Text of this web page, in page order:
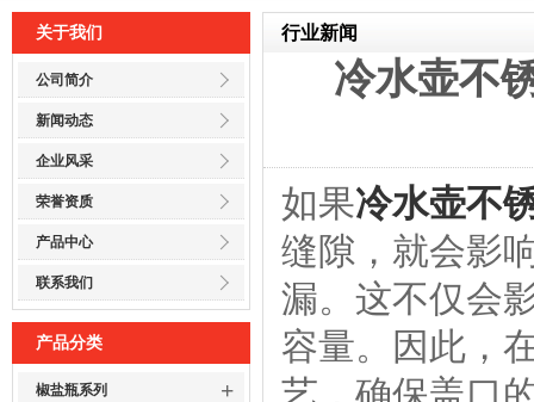
关于我们
公司简介
新闻动态
企业风采
荣誉资质
产品中心
联系我们
产品分类
椒盐瓶系列 +
行业新闻
冷水壶不
如果冷水壶不
缝隙，就会影
漏。这不仅会
容量。因此，